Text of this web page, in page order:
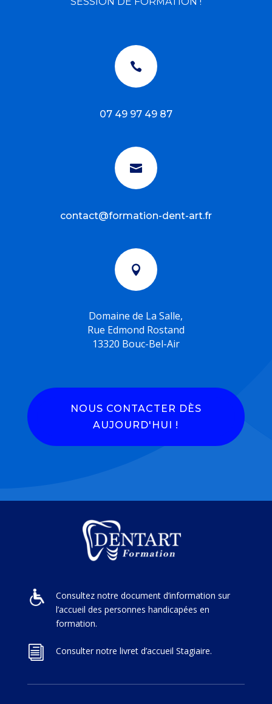

07 49 97 49 87

contact@formation-dent-art.fr

Domaine de La Salle,
Rue Edmond Rostand
13320 Bouc-Bel-Air
NOUS CONTACTER DÈS
AUJOURD'HUI !
Consultez notre document d’information sur
l’accueil des personnes handicapées en
formation.
i Consulter notre livret d’accueil Stagiaire.